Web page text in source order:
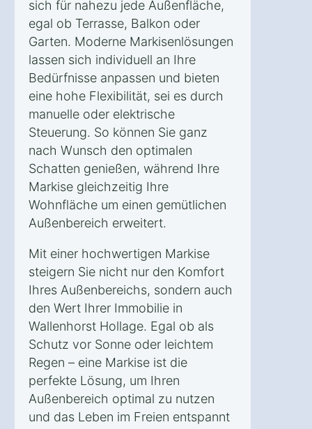
sich für nahezu jede Außenfläche,
egal ob Terrasse, Balkon oder
Garten. Moderne Markisenlösungen
lassen sich individuell an Ihre
Bedürfnisse anpassen und bieten
eine hohe Flexibilität, sei es durch
manuelle oder elektrische
Steuerung. So können Sie ganz
nach Wunsch den optimalen
Schatten genießen, während Ihre
Markise gleichzeitig Ihre
Wohnfläche um einen gemütlichen
Außenbereich erweitert.
Mit einer hochwertigen Markise
steigern Sie nicht nur den Komfort
Ihres Außenbereichs, sondern auch
den Wert Ihrer Immobilie in
Wallenhorst Hollage. Egal ob als
Schutz vor Sonne oder leichtem
Regen – eine Markise ist die
perfekte Lösung, um Ihren
Außenbereich optimal zu nutzen
und das Leben im Freien entspannt